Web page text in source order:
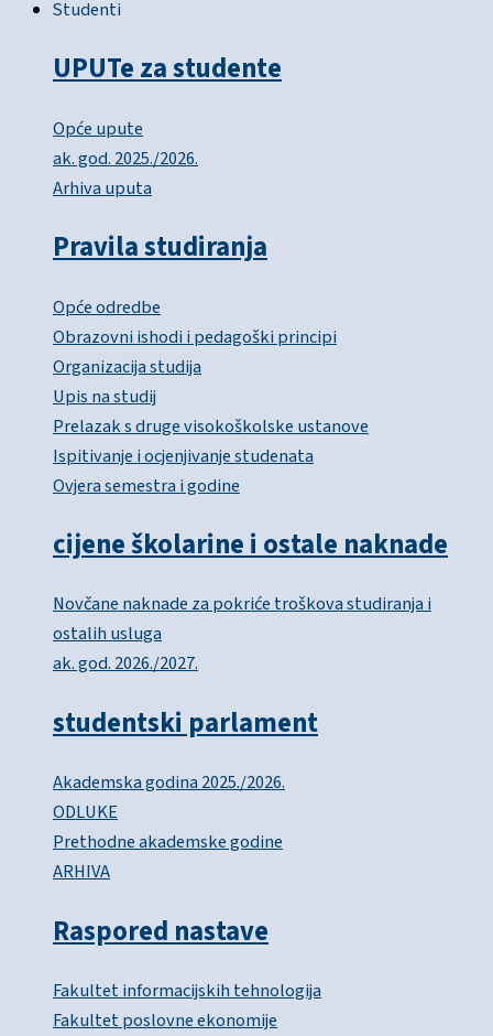
Studenti
UPUTe za studente
Opće upute
ak. god. 2025./2026.
Arhiva uputa
Pravila studiranja
Opće odredbe
Obrazovni ishodi i pedagoški principi
Organizacija studija
Upis na studij
Prelazak s druge visokoškolske ustanove
Ispitivanje i ocjenjivanje studenata
Ovjera semestra i godine
cijene školarine i ostale naknade
Novčane naknade za pokriće troškova studiranja i
ostalih usluga
ak. god. 2026./2027.
studentski parlament
Akademska godina 2025./2026.
ODLUKE
Prethodne akademske godine
ARHIVA
Raspored nastave
Fakultet informacijskih tehnologija
Fakultet poslovne ekonomije